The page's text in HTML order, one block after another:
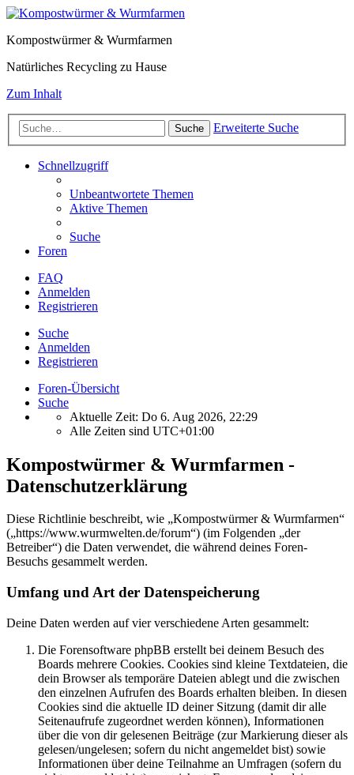
Kompostwürmer & Wurmfarmen
Natürliches Recycling zu Hause
Zum Inhalt
Suche Erweiterte Suche
Schnellzugriff
Unbeantwortete Themen
Aktive Themen
Suche
Foren
FAQ
Anmelden
Registrieren
Suche
Anmelden
Registrieren
Foren-Übersicht
Suche
Aktuelle Zeit: Do 6. Aug 2026, 22:29
Alle Zeiten sind UTC+01:00
Kompostwürmer & Wurmfarmen -
Datenschutzerklärung
Diese Richtlinie beschreibt, wie „Kompostwürmer & Wurmfarmen“
(„https://www.wurmwelten.de/forum“) (im Folgenden „der
Betreiber“) die Daten verwendet, die während deines Foren-
Besuchs gesammelt werden.
Umfang und Art der Datenspeicherung
Deine Daten werden auf vier verschiedene Arten gesammelt:
Die Forensoftware phpBB erstellt bei deinem Besuch des
Boards mehrere Cookies. Cookies sind kleine Textdateien, die
dein Browser als temporäre Dateien ablegt und die zwischen
den einzelnen Aufrufen des Boards erhalten bleiben. In diesen
Cookies sind die aktuelle ID deiner Sitzung (damit dir alle
Seitenaufrufe zugeordnet werden können), Informationen
über die von dir gelesenen Beiträge (zur Markierung dieser als
gelesen/ungelesen; sofern du nicht angemeldet bist) sowie
Informationen über deine Teilnahme an Umfragen (sofern du